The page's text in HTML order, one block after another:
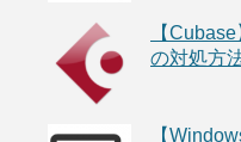
【
の対処方法
【